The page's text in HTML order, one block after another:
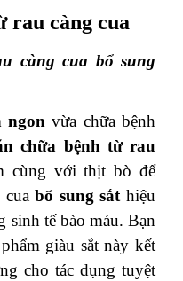
rau càng cua
càng cua bổ sung
ngon vừa chữa bệnh
chữa bệnh từ rau
cùng với thịt bò để
cuabổ sung sắthiệu
sinh tế bào máu. Bạn
giàu sắt này kết
cho tác dụng tuyệt